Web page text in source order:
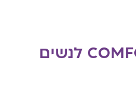
מולטי ויטמין COMFORT לנשים